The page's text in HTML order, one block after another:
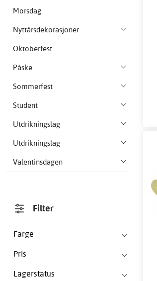
Morsdag
Nyttårsdekorasjoner
Oktoberfest
Påske
Sommerfest
Student
Utdrikningslag
Utdrikningslag
Valentinsdagen
Filter
Farge
Pris
Lagerstatus